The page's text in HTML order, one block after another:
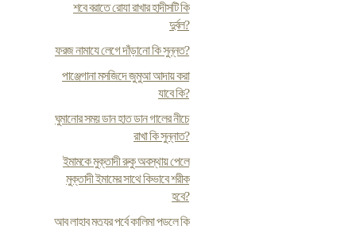
শবে বরাতে রোযা রাখার হাদীসটি কি
দুর্বল?
ফরজ নামাযে লেগে দাঁড়ানো কি সুন্নত?
পাঞ্জেগানা মসজিদে জুমুআ আদায় করা
যাবে কি?
ঘুমানোর সময় ডান হাত ডান গালের নীচে
রাখা কি সুন্নাত?
ইমামকে মুক্তাদী রুকু অবস্থায় পেলে
মুক্তাদী ইমামের সাথে কিভাবে শরীক
হবে?
আবু লাহাব মৃত্যুর পূর্বে কালিমা পড়লে কি